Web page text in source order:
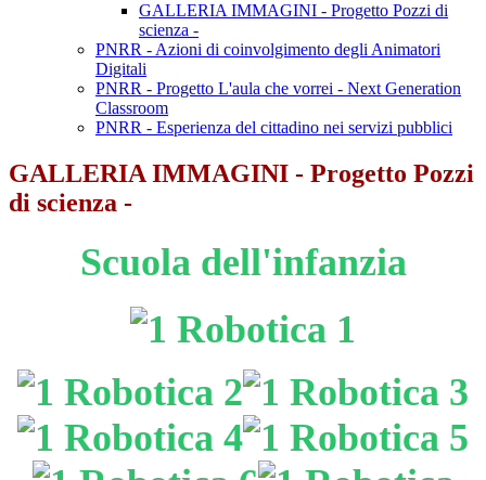
GALLERIA IMMAGINI - Progetto Pozzi di
scienza -
PNRR - Azioni di coinvolgimento degli Animatori
Digitali
PNRR - Progetto L'aula che vorrei - Next Generation
Classroom
PNRR - Esperienza del cittadino nei servizi pubblici
GALLERIA IMMAGINI - Progetto Pozzi
di scienza -
Scuola dell'infanzia